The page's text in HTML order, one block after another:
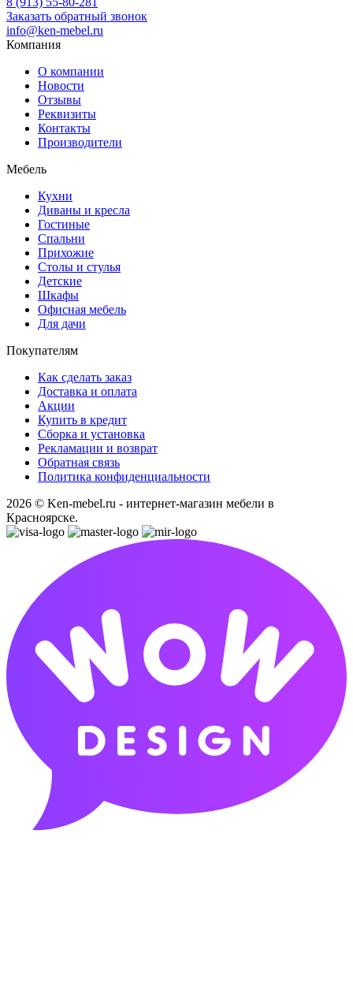
Заказать обратный звонок
info@ken-mebel.ru
Компания
О компании
Новости
Отзывы
Реквизиты
Контакты
Производители
Мебель
Кухни
Диваны и кресла
Гостиные
Спальни
Прихожие
Столы и стулья
Детские
Шкафы
Офисная мебель
Для дачи
Покупателям
Как сделать заказ
Доставка и оплата
Акции
Купить в кредит
Сборка и установка
Рекламации и возврат
Обратная связь
Политика конфиденциальности
2026 © Ken-mebel.ru - интернет-магазин мебели в
Красноярске.